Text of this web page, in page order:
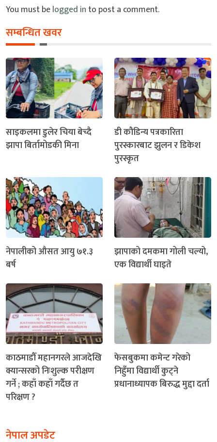
You must belogged in to post a comment.
सम्बन्धित खवर
साइकलमा डुलेर चिया बेच्दै
झापा बिर्तामोडकी मिना
डी कौडिन्य पत्रकारिता
पुरस्कारबाट झुलन र डिकेश
पुरस्कृत
नेपालीको औसत आयु ७१.३
बर्ष
झापाको दमकमा गोली चल्यो,
एक विद्यार्थी घाइते
काठमाडौँ महानगरले आजदेखि
क्यान्सरको निःशुल्क परीक्षण
गर्ने ; कहाँ कहाँ गर्दैछ त
परिक्षण ?
फेसबुकमा कमेन्ट गरेको
निहुँमा विद्यार्थी कुट्ने
प्रधानाध्यापक बिरुद्ध मुद्दा दर्ता
नेपाल अपडेट